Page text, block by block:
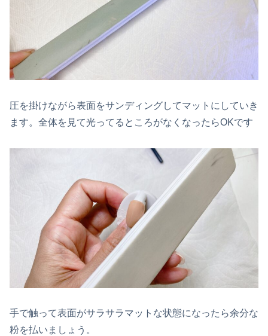
圧を掛けながら表面をサンディングしてマットにしていき
ます。全体を見て光ってるところがなくなったらOKです
手で触って表面がサラサラマットな状態になったら余分な
粉を払いましょう。